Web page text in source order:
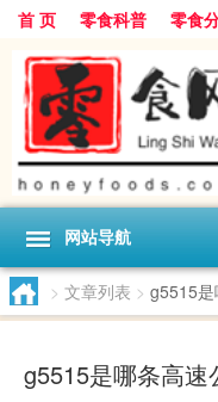
首 页 零食科普 零食
网站导航
> 文章列表 > g5515
g5515是哪条高